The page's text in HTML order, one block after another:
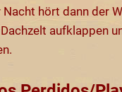
hört dann der
aufklappen